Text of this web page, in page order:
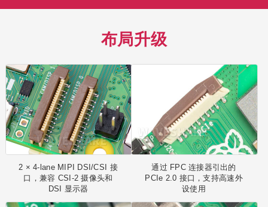
布局升级
2 × 4-lane MIPI DSI/CSI 接
口，兼容 CSI-2 摄像头和
DSI 显示器
通过 FPC 连接器引出的
PCIe 2.0 接口，支持高速外
设使用